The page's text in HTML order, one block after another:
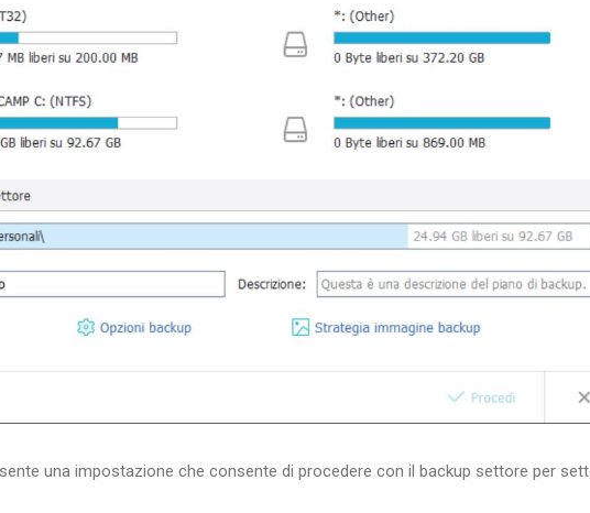
una impostazione che consente di procedere con il backup settore per